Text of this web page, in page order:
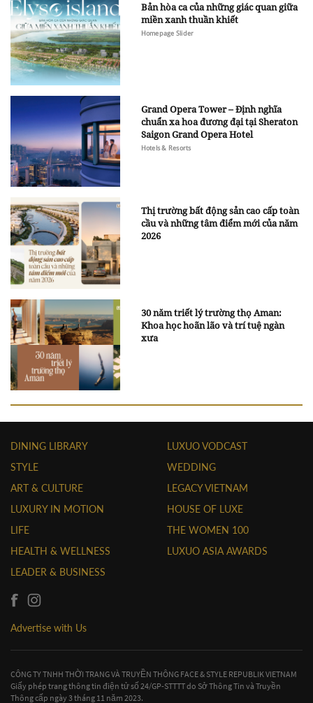
Bản hòa ca của những giác quan giữa
miền xanh thuần khiết
Homepage Slider
Grand Opera Tower – Định nghĩa
chuẩn xa hoa đương đại tại Sheraton
Saigon Grand Opera Hotel
Hotels & Resorts
Thị trường bất động sản cao cấp toàn
cầu và những tâm điểm mới của năm
2026
30 năm triết lý trường thọ Aman:
Khoa học hoãn lão và trí tuệ ngàn
xưa
DINING LIBRARY
STYLE
ART & CULTURE
LUXURY IN MOTION
LIFE
HEALTH & WELLNESS
LEADER & BUSINESS
LUXUO VODCAST
WEDDING
LEGACY VIETNAM
HOUSE OF LUXE
THE WOMEN 100
LUXUO ASIA AWARDS
Advertise with Us
CÔNG TY TNHH THỜI TRANG VÀ TRUYỀN THÔNG FACE & STYLE REPUBLIK VIETNAM
Giấy phép trang thông tin điện tử số 24/GP-STTTT do Sở Thông Tin và Truyền
Thông cấp ngày 3 tháng 11 năm 2023.